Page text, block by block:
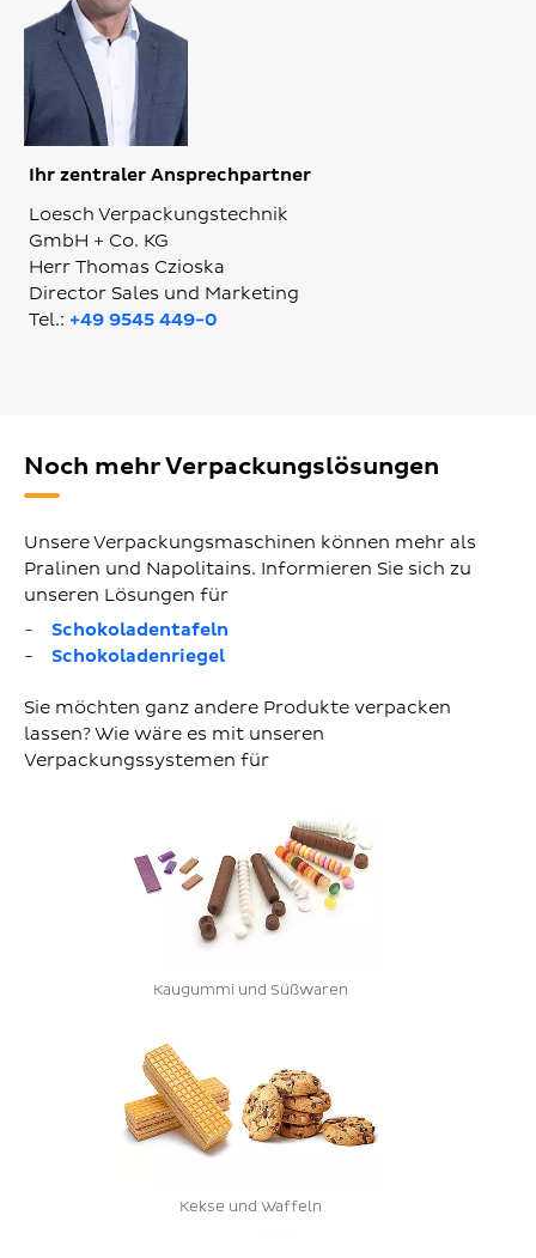
Ihr zentraler Ansprechpartner
Loesch Verpackungstechnik
GmbH + Co. KG
Herr Thomas Czioska
Director Sales und Marketing
Tel.: +49 9545 449-0
Noch mehr Verpackungslösungen
Unsere Verpackungsmaschinen können mehr als
Pralinen und Napolitains. Informieren Sie sich zu
unseren Lösungen für
Schokoladentafeln
Schokoladenriegel
Sie möchten ganz andere Produkte verpacken
lassen? Wie wäre es mit unseren
Verpackungssystemen für
Kaugummi und Süßwaren
Kekse und Waffeln